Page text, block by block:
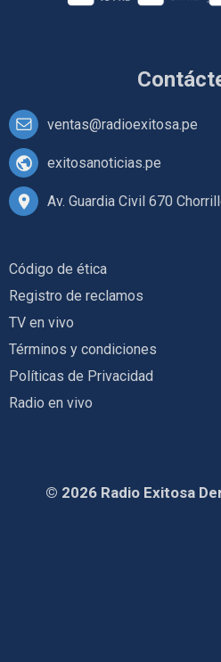
ventas@radioexitosa.pe
exitosanoticias.pe
Av. Guardia Civil 670
Código de ética
Registro de reclamos
TV en vivo
Términos y condiciones
Políticas de Privacidad
Radio en vivo
© 2026 Radio Exitosa